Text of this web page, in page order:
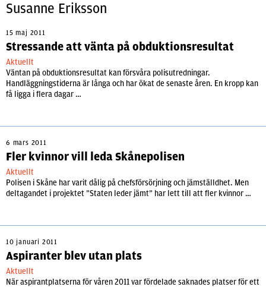
Susanne Eriksson
15 maj 2011
Stressande att vänta på obduktionsresultat
Aktuellt
Väntan på obduktionsresultat kan försvåra polisutredningar.
Handläggningstiderna är långa och har ökat de senaste åren. En kropp kan
få ligga i flera dagar …
6 mars 2011
Fler kvinnor vill leda Skånepolisen
Aktuellt
Polisen i Skåne har varit dålig på chefsförsörjning och jämställdhet. Men
deltagandet i projektet ”Staten leder jämt” har lett till att fler kvinnor …
10 januari 2011
Aspiranter blev utan plats
Aktuellt
När aspirantplatserna för våren 2011 var fördelade saknades platser för ett